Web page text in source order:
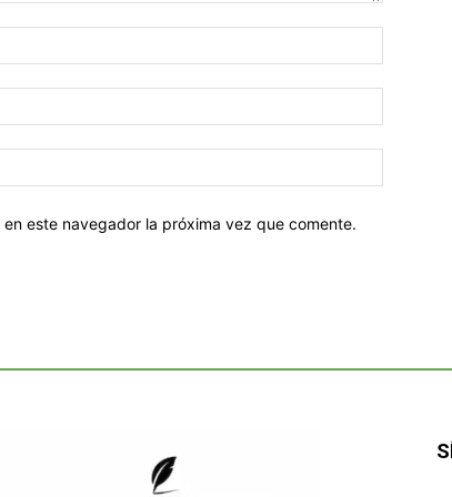
web:
este navegador la próxima vez que comente.